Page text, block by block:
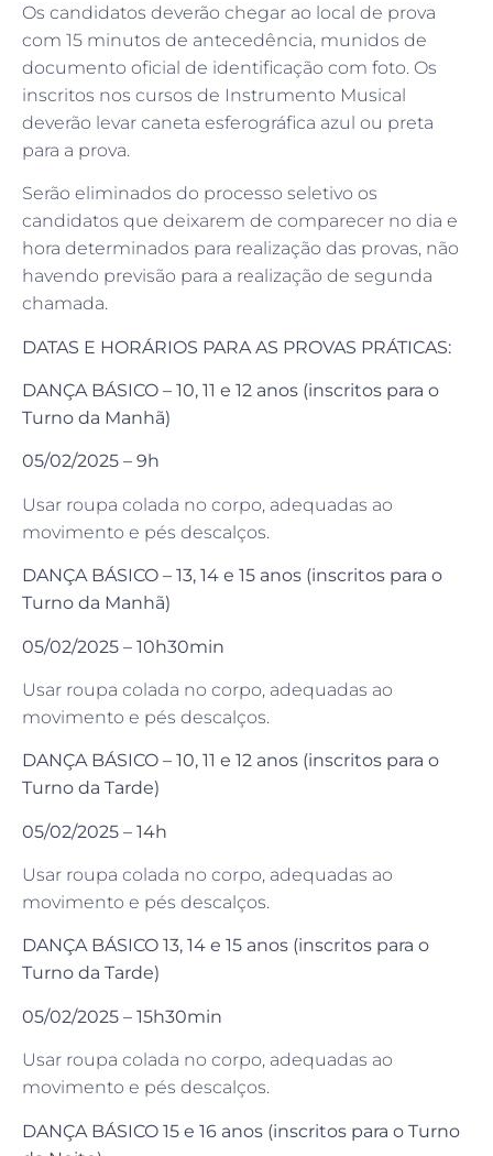
Os candidatos deverão chegar ao local de prova
com 15 minutos de antecedência, munidos de
documento oficial de identificação com foto. Os
inscritos nos cursos de Instrumento Musical
deverão levar caneta esferográfica azul ou preta
para a prova.
Serão eliminados do processo seletivo os
candidatos que deixarem de comparecer no dia e
hora determinados para realização das provas, não
havendo previsão para a realização de segunda
chamada.
DATAS E HORÁRIOS PARA AS PROVAS PRÁTICAS:
DANÇA BÁSICO – 10, 11 e 12 anos (inscritos para o
Turno da Manhã)
05/02/2025 – 9h
Usar roupa colada no corpo, adequadas ao
movimento e pés descalços.
DANÇA BÁSICO – 13, 14 e 15 anos (inscritos para o
Turno da Manhã)
05/02/2025 – 10h30min
Usar roupa colada no corpo, adequadas ao
movimento e pés descalços.
DANÇA BÁSICO – 10, 11 e 12 anos (inscritos para o
Turno da Tarde)
05/02/2025 – 14h
Usar roupa colada no corpo, adequadas ao
movimento e pés descalços.
DANÇA BÁSICO 13, 14 e 15 anos (inscritos para o
Turno da Tarde)
05/02/2025 – 15h30min
Usar roupa colada no corpo, adequadas ao
movimento e pés descalços.
DANÇA BÁSICO 15 e 16 anos (inscritos para o Turno